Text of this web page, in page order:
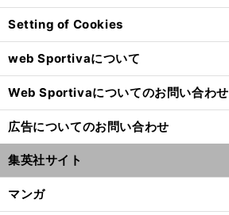
Setting of Cookies
web Sportivaについて
Web Sportivaについてのお問い合わせ
広告についてのお問い合わせ
集英社サイト
マンガ